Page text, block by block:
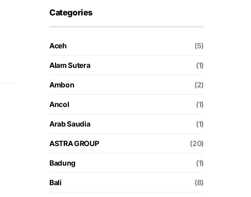
Categories
Aceh (5)
Alam Sutera (1)
Ambon (2)
Ancol (1)
Arab Saudia (1)
ASTRA GROUP (20)
Badung (1)
Bali (8)